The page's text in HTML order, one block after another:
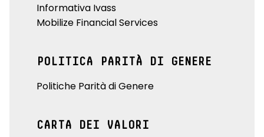
Informativa Ivass
Mobilize Financial Services
POLITICA PARITÀ DI GENERE
Politiche Parità di Genere
CARTA DEI VALORI